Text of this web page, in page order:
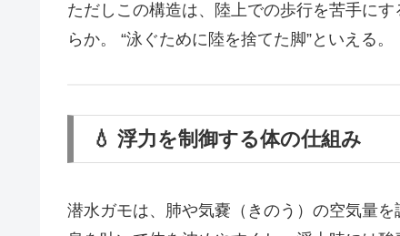
ただしこの構造は、陸上での歩行を苦手に
らか。 “泳ぐために陸を捨てた脚”といえる。
💧 浮力を制御する体の仕組み
潜水ガモは、肺や気嚢（きのう）の空気量